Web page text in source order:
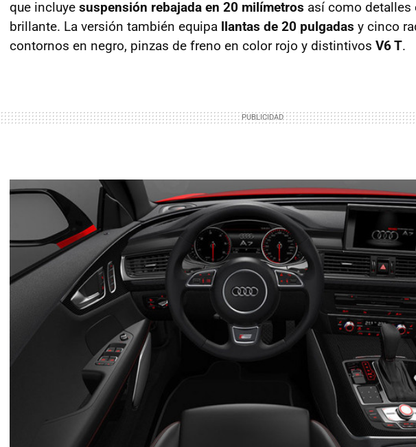
que incluye suspensión rebajada en 20 milímetros así como detalles
brillante. La versión también equipa llantas de 20 pulgadas y cinco
contornos en negro, pinzas de freno en color rojo y distintivos V6 T.